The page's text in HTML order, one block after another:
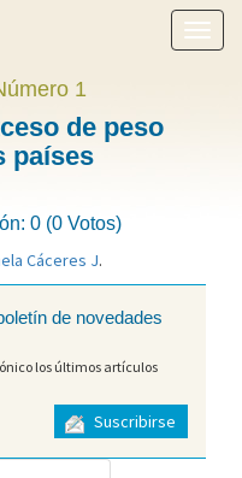
menú
1
de peso
países
0 (0 Votos)
Cáceres J.
de novedades
los últimos artículos
Suscribirse